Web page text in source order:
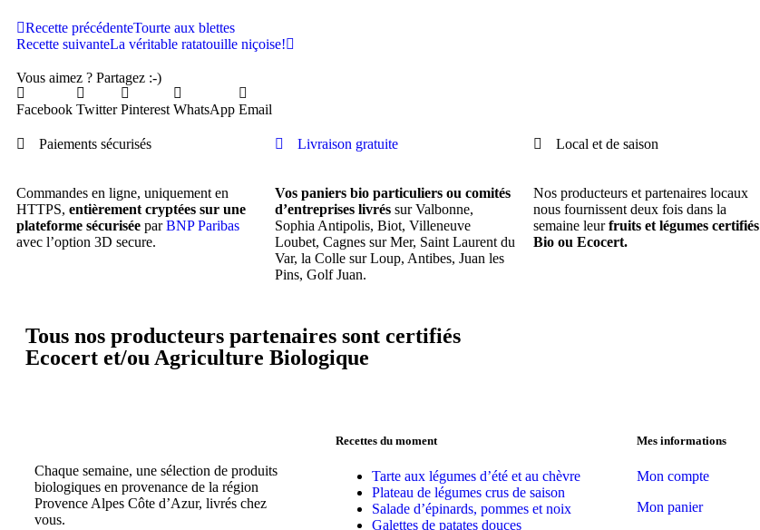
Recette précédenteTourte aux blettes
Recette suivanteLa véritable ratatouille niçoise!
Vous aimez ? Partagez :-)
Facebook Twitter Pinterest WhatsApp Email
Paiements sécurisés
Commandes en ligne, uniquement en
HTTPS, entièrement cryptées sur une
plateforme sécurisée parBNP Paribas
avec l’option 3D secure.
Livraison gratuite
Vos paniers bio particuliers ou comités
d’entreprises livrés sur Valbonne,
Sophia Antipolis, Biot, Villeneuve
Loubet, Cagnes sur Mer, Saint Laurent du
Var, la Colle sur Loup, Antibes, Juan les
Pins, Golf Juan.
Local et de saison
Nos producteurs et partenaires locaux
nous fournissent deux fois dans la
semaine leurfruits et légumes certifiés
Bio ou Ecocert.
Tous nos producteurs partenaires sont certifiés
Ecocert et/ou Agriculture Biologique
Chaque semaine, une sélection de produits
biologiques en provenance de la région
Provence Alpes Côte d’Azur, livrés chez
vous.
Recettes du moment
Tarte aux légumes d’été et au chèvre
Plateau de légumes crus de saison
Salade d’épinards, pommes et noix
Galettes de patates douces
Mes informations
Mon compte
Mon panier